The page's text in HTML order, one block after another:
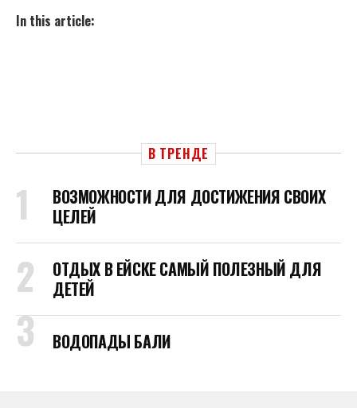
In this article:
В ТРЕНДЕ
ВОЗМОЖНОСТИ ДЛЯ ДОСТИЖЕНИЯ СВОИХ
ЦЕЛЕЙ
ОТДЫХ В ЕЙСКЕ САМЫЙ ПОЛЕЗНЫЙ ДЛЯ
ДЕТЕЙ
ВОДОПАДЫ БАЛИ